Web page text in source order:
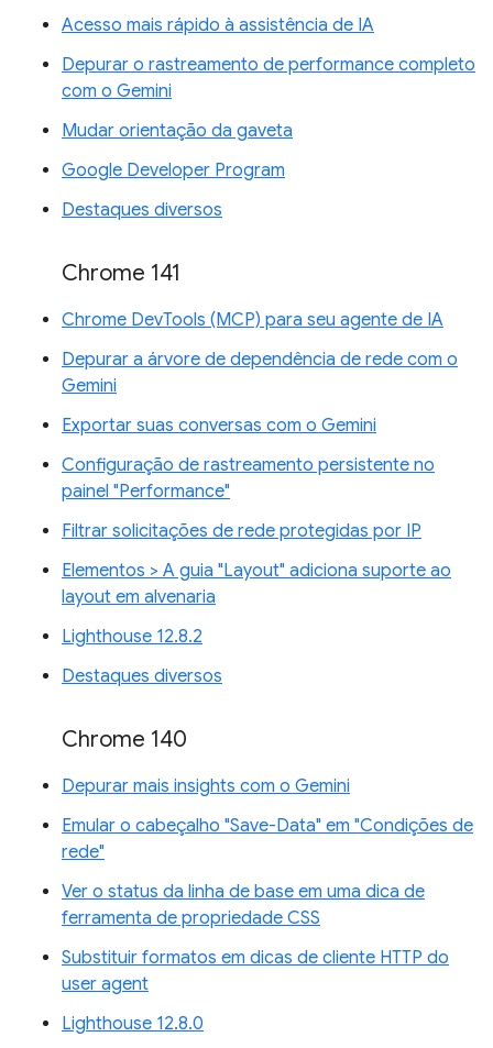
Acesso mais rápido à assistência de IA
Depurar o rastreamento de performance completo
com o Gemini
Mudar orientação da gaveta
Google Developer Program
Destaques diversos
Chrome 141
Chrome DevTools (MCP) para seu agente de IA
Depurar a árvore de dependência de rede com o
Gemini
Exportar suas conversas com o Gemini
Configuração de rastreamento persistente no
painel "Performance"
Filtrar solicitações de rede protegidas por IP
Elementos > A guia "Layout" adiciona suporte ao
layout em alvenaria
Lighthouse 12.8.2
Destaques diversos
Chrome 140
Depurar mais insights com o Gemini
Emular o cabeçalho "Save-Data" em "Condições de
rede"
Ver o status da linha de base em uma dica de
ferramenta de propriedade CSS
Substituir formatos em dicas de cliente HTTP do
user agent
Lighthouse 12.8.0